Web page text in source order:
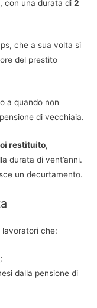
, con una durata di 2
che a sua volta si
del prestito
a quando non
di vecchiaia.
restituito,
durata di vent’anni.
un decurtamento.
lavoratori che:
dalla pensione di